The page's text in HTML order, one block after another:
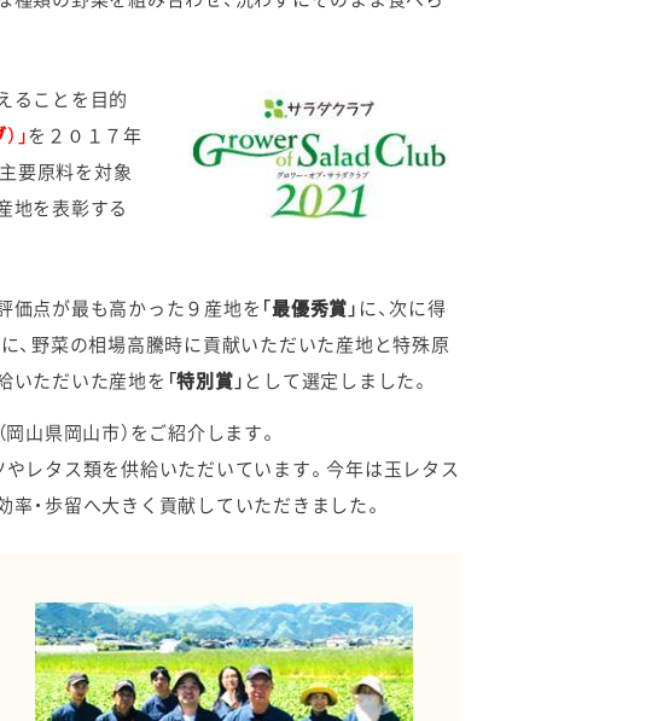
ることを目的
」を２０１７年
要原料を対象
地を表彰する
価点が最も高かった９産地を 「最優秀賞」 に、次に得
、野菜の相場高騰時に貢献いただいた産地と特殊原
いただいた産地を 「特別賞」 として選定しました。
山県岡山市）をご紹介します。
レタス類を供給いただいています。今年は玉レタス
・歩留へ大きく貢献していただきました。